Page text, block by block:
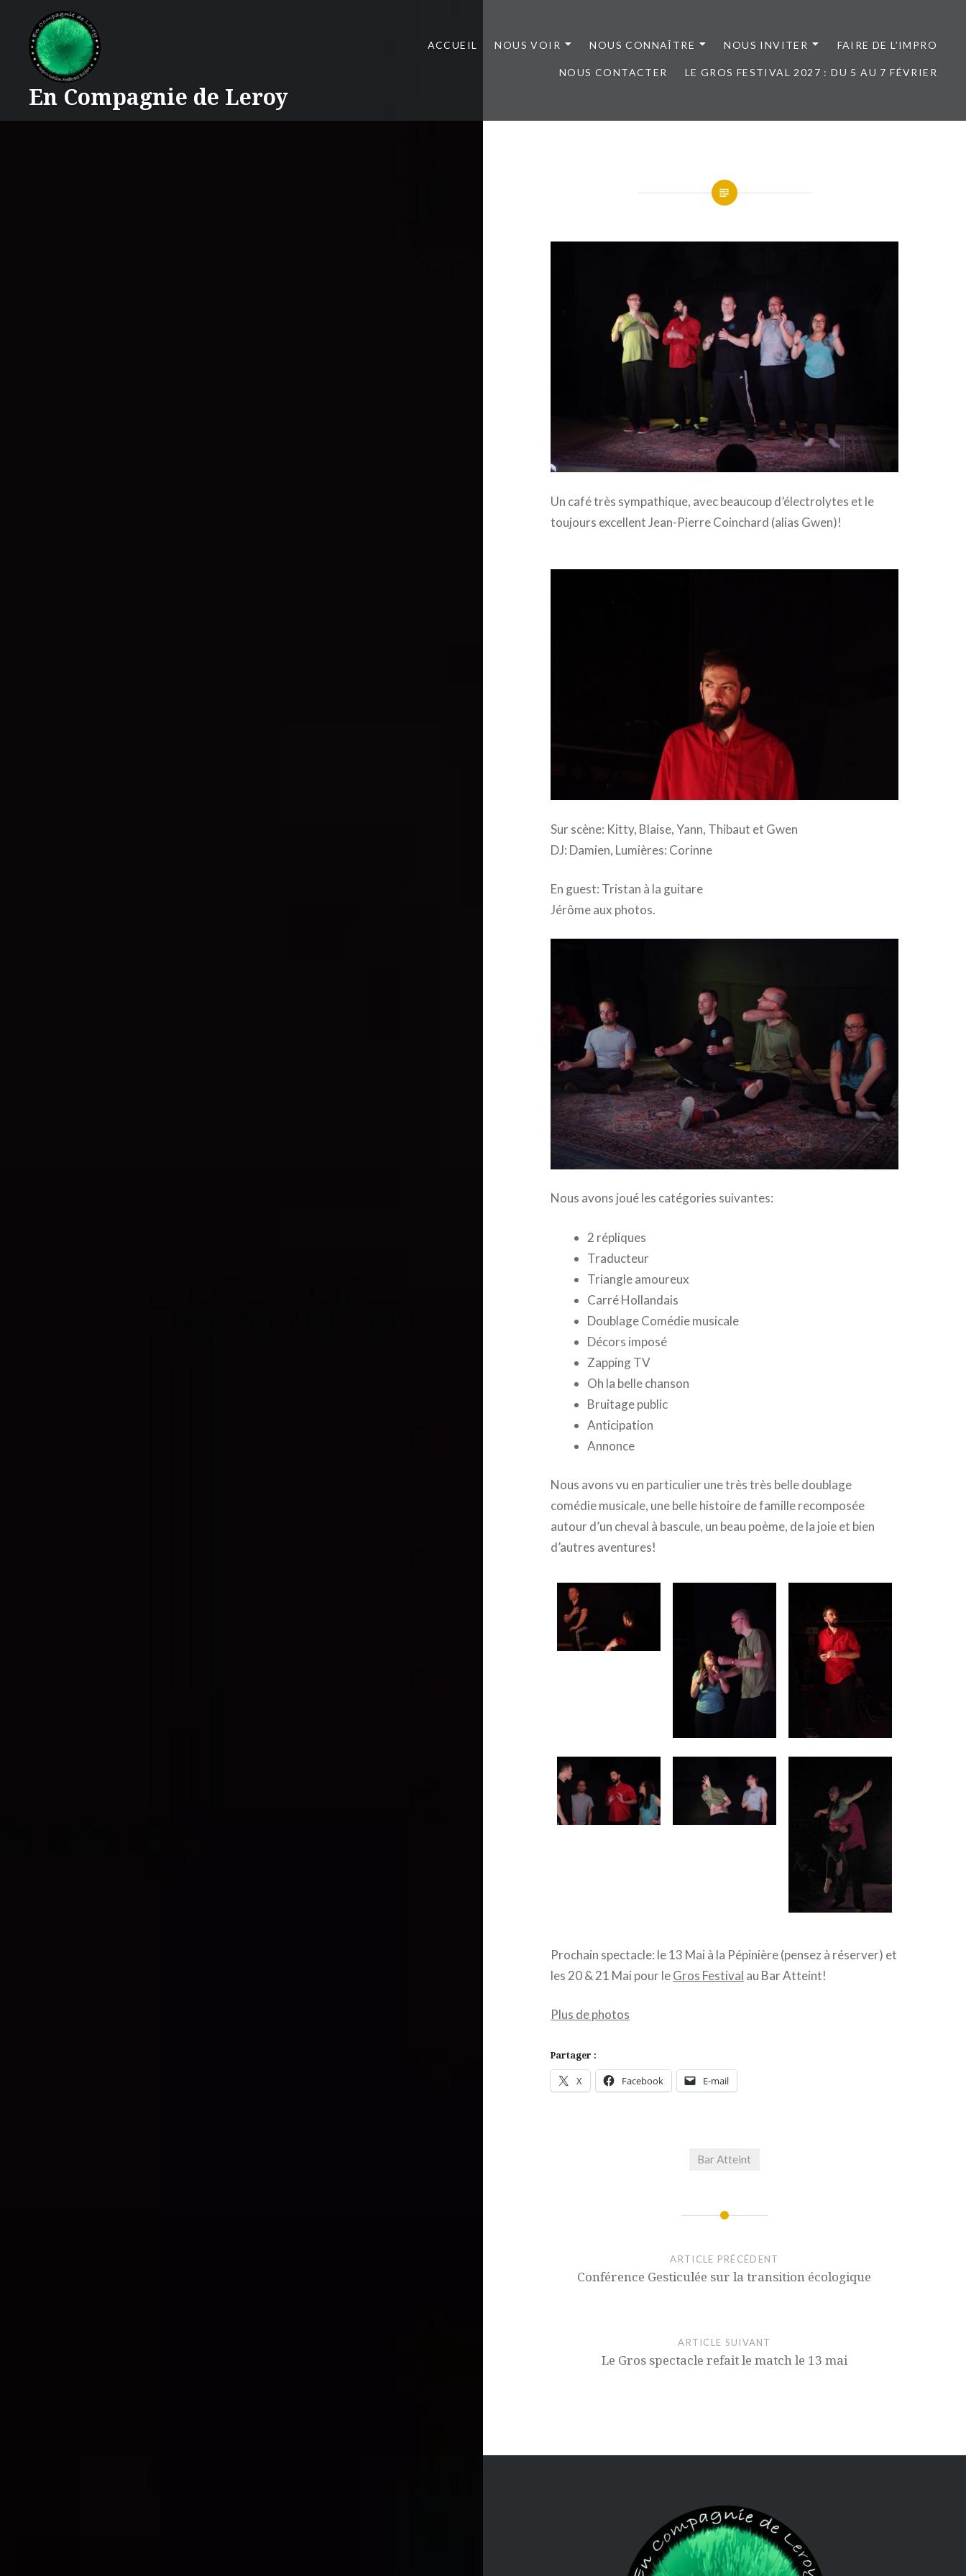
contenu
principal
En Compagnie de Leroy
ACCUEIL NOUS VOIR NOUS CONNAÎTRE NOUS INVITER FAIRE DE L’IMPRO
NOUS CONTACTER LE GROS FESTIVAL 2027 : DU 5 AU 7 FÉVRIER
Un café très sympathique, avec beaucoup d’électrolytes et le
toujours excellent Jean-Pierre Coinchard (alias Gwen)!
Sur scène: Kitty, Blaise, Yann, Thibaut et Gwen
DJ: Damien, Lumières: Corinne
En guest: Tristan à la guitare
Jérôme aux photos.
Nous avons joué les catégories suivantes:
2 répliques
Traducteur
Triangle amoureux
Carré Hollandais
Doublage Comédie musicale
Décors imposé
Zapping TV
Oh la belle chanson
Bruitage public
Anticipation
Annonce
Nous avons vu en particulier une très très belle doublage
comédie musicale, une belle histoire de famille recomposée
autour d’un cheval à bascule, un beau poème, de la joie et bien
d’autres aventures!
Prochain spectacle: le 13 Mai à la Pépinière (pensez à réserver) et
les 20 & 21 Mai pour leGros Festival au Bar Atteint!
Plus de photos
Partager :
X Facebook E-mail
Bar Atteint
ARTICLE PRÉCÉDENT
Conférence Gesticulée sur la transition écologique
ARTICLE SUIVANT
Le Gros spectacle refait le match le 13 mai